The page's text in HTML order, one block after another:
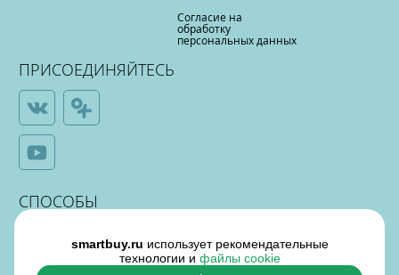
Согласие на
обработку
персональных данных
ПРИСОЕДИНЯЙТЕСЬ
СПОСОБЫ
ОПЛАТЫ
smartbuy.ru использует рекомендательные
технологии и файлы cookie